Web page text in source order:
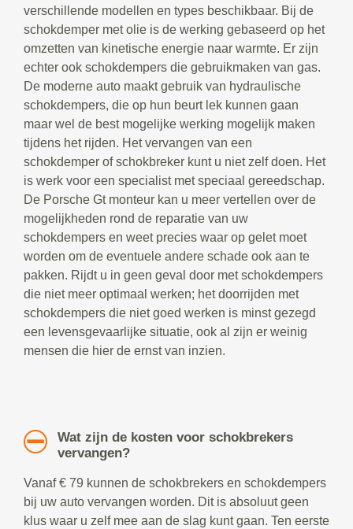
verschillende modellen en types beschikbaar. Bij de
schokdemper met olie is de werking gebaseerd op het
omzetten van kinetische energie naar warmte. Er zijn
echter ook schokdempers die gebruikmaken van gas.
De moderne auto maakt gebruik van hydraulische
schokdempers, die op hun beurt lek kunnen gaan
maar wel de best mogelijke werking mogelijk maken
tijdens het rijden. Het vervangen van een
schokdemper of schokbreker kunt u niet zelf doen. Het
is werk voor een specialist met speciaal gereedschap.
De Porsche Gt monteur kan u meer vertellen over de
mogelijkheden rond de reparatie van uw
schokdempers en weet precies waar op gelet moet
worden om de eventuele andere schade ook aan te
pakken. Rijdt u in geen geval door met schokdempers
die niet meer optimaal werken; het doorrijden met
schokdempers die niet goed werken is minst gezegd
een levensgevaarlijke situatie, ook al zijn er weinig
mensen die hier de ernst van inzien.
Wat zijn de kosten voor schokbrekers
vervangen?
Vanaf € 79 kunnen de schokbrekers en schokdempers
bij uw auto vervangen worden. Dit is absoluut geen
klus waar u zelf mee aan de slag kunt gaan. Ten eerste